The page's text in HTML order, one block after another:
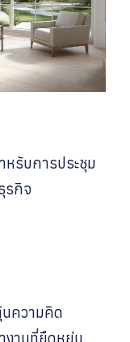
หรับการประชุม
รกิจ
นความคิด